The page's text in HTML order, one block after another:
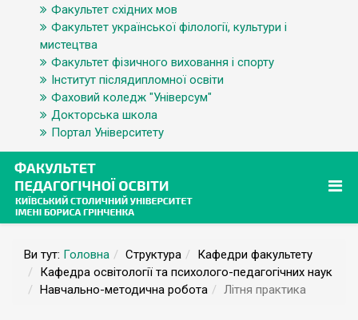
Факультет східних мов
Факультет української філології, культури і
мистецтва
Факультет фізичного виховання і спорту
Інститут післядипломної освіти
Фаховий коледж "Універсум"
Докторська школа
Портал Університету
Ви тут: Головна Структура
Кафедри факультету
Кафедра освітології та психолого-педагогічних наук
Навчально-методична робота
Літня практика